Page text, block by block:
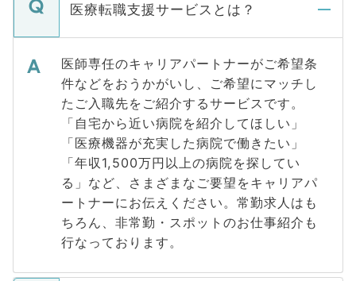
医療転職支援サービスとは？
医師専任のキャリアパートナーがご希望条
件などをおうかがいし、ご希望にマッチし
たご入職先をご紹介するサービスです。
「自宅から近い病院を紹介してほしい」
「医療機器が充実した病院で働きたい」
「年収1,500万円以上の病院を探してい
る」など、さまざまなご要望をキャリアパ
ートナーにお伝えください。常勤求人はも
ちろん、非常勤・スポットのお仕事紹介も
行なっております。